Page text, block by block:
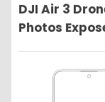
DJI Air 3
Photos